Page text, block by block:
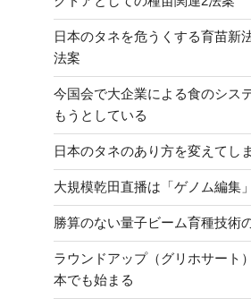
日本のタネを危うくする育苗新
法案
今国会で大企業による食のシス
もうとしている
日本のタネのあり方を変えてし
大規模乾田直播は「ゲノム編集
勝算のない量子ビーム育種技術
ラウンドアップ（グリホサート
本でも始まる